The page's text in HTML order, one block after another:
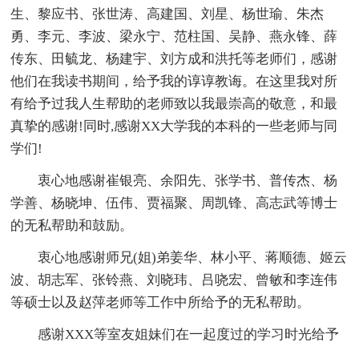
生、黎应书、张世涛、高建国、刘星、杨世瑜、朱杰
勇、李元、李波、梁永宁、范柱国、吴静、燕永锋、薛
传东、田毓龙、杨建宇、刘方成和洪托等老师们，感谢
他们在我读书期间，给予我的谆谆教诲。在这里我对所
有给予过我人生帮助的老师致以我最崇高的敬意，和最
真挚的感谢!同时,感谢XX大学我的本科的一些老师与同
学们!
衷心地感谢崔银亮、余阳先、张学书、普传杰、杨
学善、杨晓坤、伍伟、贾福聚、周凯锋、高志武等博士
的无私帮助和鼓励。
衷心地感谢师兄(姐)弟姜华、林小平、蒋顺德、姬云
波、胡志军、张铃燕、刘晓玮、吕哓宏、曾敏和李连伟
等硕士以及赵萍老师等工作中所给予的无私帮助。
感谢XXX等室友姐妹们在一起度过的学习时光给予